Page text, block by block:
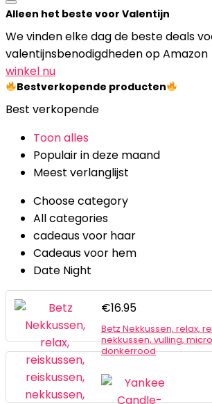
Alleen het beste voor Valentijn
We vinden elke dag de beste deals
valentijnsbenodigdheden op Amazon
winkel nu
Bestverkopende producten
Best verkopende
Toon alles
Populair in deze maand
Meest verlanglijst
Choose category
All categories
cadeaus voor haar
Cadeaus voor hem
Date Night
€16.95
Betz Nekkussen, relax,
nekkussen, vulling,
donkerrood